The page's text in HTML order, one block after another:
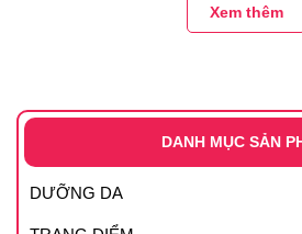
- Mặt nạ với nguyên liệu thuần chay
Xem thêm
DANH MỤC SẢN
DƯỠNG DA